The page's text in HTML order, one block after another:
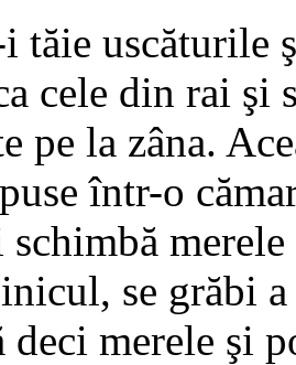
i tăie
cele din rai
pe la zâna.
într-o
schimbă
se grăbi
deci merele şi